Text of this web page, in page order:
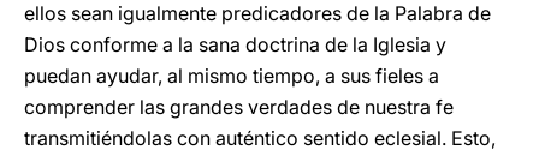
ellos sean igualmente predicadores de la Palabra de
Dios conforme a la sana doctrina de la Iglesia y
puedan ayudar, al mismo tiempo, a sus fieles a
comprender las grandes verdades de nuestra fe
transmitiéndolas con auténtico sentido eclesial. Esto,